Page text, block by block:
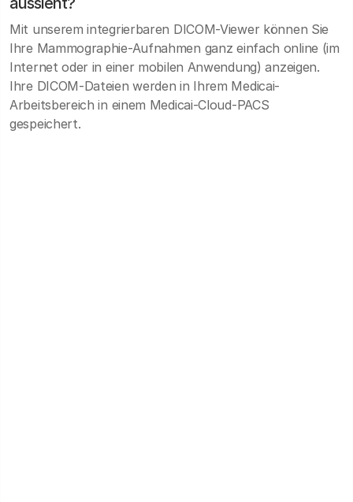
Mit unserem integrierbaren DICOM-Viewer können Sie
Ihre Mammographie-Aufnahmen ganz einfach online (im
Internet oder in einer mobilen Anwendung) anzeigen.
Ihre DICOM-Dateien werden in Ihrem Medicai-
Arbeitsbereich in einem Medicai-Cloud-PACS
gespeichert.